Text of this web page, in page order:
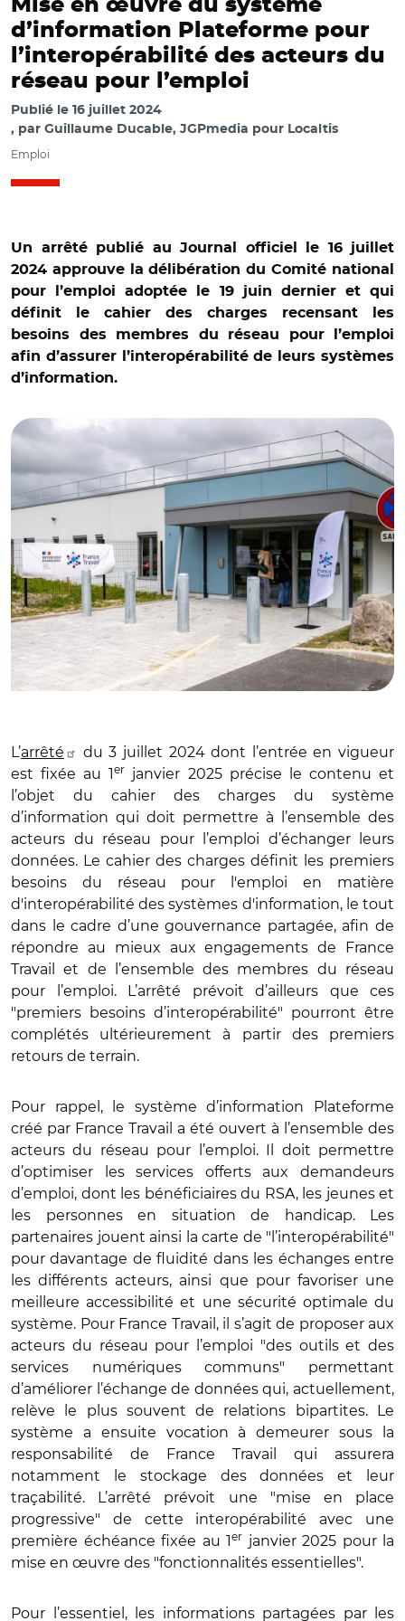
Mise en œuvre du système
d’information Plateforme pour
l’interopérabilité des acteurs du
réseau pour l’emploi
Publié le 16 juillet 2024
par Guillaume Ducable, JGPmedia pour Localtis
Emploi
Un arrêté publié au Journal officiel le 16 juillet
2024 approuve la délibération du Comité national
pour l’emploi adoptée le 19 juin dernier et qui
définit le cahier des charges recensant les
besoins des membres du réseau pour l’emploi
afin d’assurer l’interopérabilité de leurs systèmes
d’information.
L’arrêté
du 3 juillet 2024 dont l’entrée en vigueur
est fixée au 1er janvier 2025 précise le contenu et
l’objet du cahier des charges du système
d’information qui doit permettre à l’ensemble des
acteurs du réseau pour l’emploi d’échanger leurs
données. Le cahier des charges définit les premiers
besoins du réseau pour l'emploi en matière
d'interopérabilité des systèmes d'information, le tout
dans le cadre d’une gouvernance partagée, afin de
répondre au mieux aux engagements de France
Travail et de l’ensemble des membres du réseau
pour l’emploi. L’arrêté prévoit d’ailleurs que ces
"premiers besoins d’interopérabilité" pourront être
complétés ultérieurement à partir des premiers
retours de terrain.
Pour rappel, le système d’information Plateforme
créé par France Travail a été ouvert à l’ensemble des
acteurs du réseau pour l’emploi. Il doit permettre
d’optimiser les services offerts aux demandeurs
d’emploi, dont les bénéficiaires du RSA, les jeunes et
les personnes en situation de handicap. Les
partenaires jouent ainsi la carte de "l’interopérabilité"
pour davantage de fluidité dans les échanges entre
les différents acteurs, ainsi que pour favoriser une
meilleure accessibilité et une sécurité optimale du
système. Pour France Travail, il s’agit de proposer aux
acteurs du réseau pour l’emploi "des outils et des
services numériques communs" permettant
d’améliorer l’échange de données qui, actuellement,
relève le plus souvent de relations bipartites. Le
système a ensuite vocation à demeurer sous la
responsabilité de France Travail qui assurera
notamment le stockage des données et leur
traçabilité. L’arrêté prévoit une "mise en place
progressive" de cette interopérabilité avec une
première échéance fixée au 1er janvier 2025 pour la
mise en œuvre des "fonctionnalités essentielles".
Pour l’essentiel, les informations partagées par les